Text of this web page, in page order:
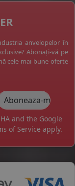
anvelopelor în
Abonați-vă pe
cele mai bune oferte
and the Google
of Service apply.